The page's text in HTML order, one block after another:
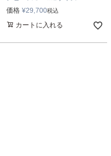
価格 ¥29,700税込
カートに入れる